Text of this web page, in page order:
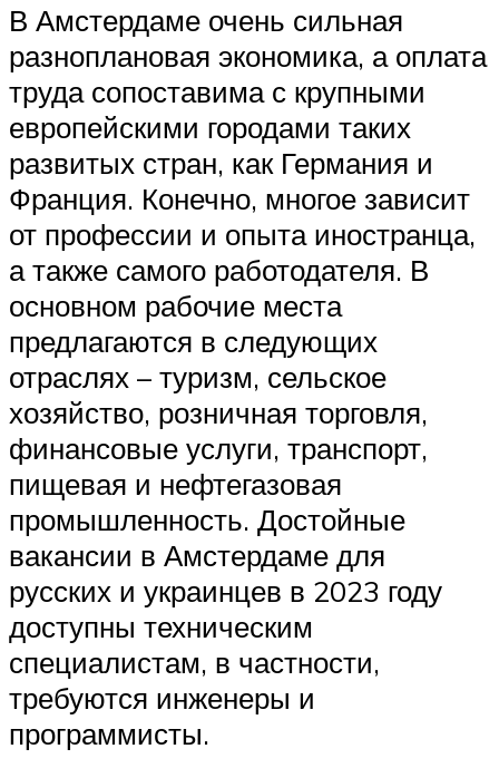
В Амстердаме очень сильная
разноплановая экономика, а оплата
труда сопоставима с крупными
европейскими городами таких
развитых стран, как Германия и
Франция. Конечно, многое зависит
от профессии и опыта иностранца,
а также самого работодателя. В
основном рабочие места
предлагаются в следующих
отраслях – туризм, сельское
хозяйство, розничная торговля,
финансовые услуги, транспорт,
пищевая и нефтегазовая
промышленность. Достойные
вакансии в Амстердаме для
русских и украинцев в 2023 году
доступны техническим
специалистам, в частности,
требуются инженеры и
программисты.